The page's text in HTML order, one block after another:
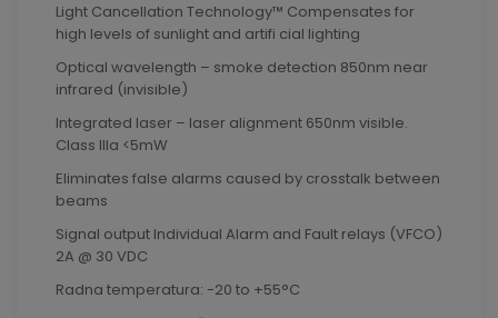
Light Cancellation Technology™ Compensates for
high levels of sunlight and artifi cial lighting
Optical wavelength – smoke detection 850nm near
infrared (invisible)
Integrated laser – laser alignment 650nm visible.
Class IIIa <5mW
Eliminates false alarms caused by crosstalk between
beams
Signal output Individual Alarm and Fault relays (VFCO)
2A @ 30 VDC
Radna temperatura: -20 to +55°C